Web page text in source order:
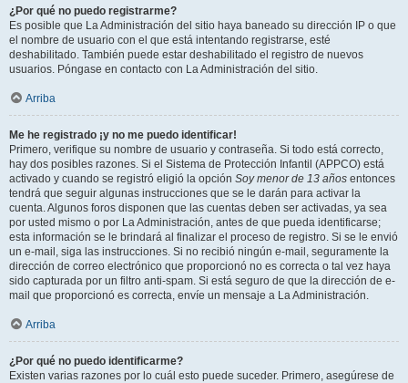
¿Por qué no puedo registrarme?
Es posible que La Administración del sitio haya baneado su dirección IP o que
el nombre de usuario con el que está intentando registrarse, esté
deshabilitado. También puede estar deshabilitado el registro de nuevos
usuarios. Póngase en contacto con La Administración del sitio.
Arriba
Me he registrado ¡y no me puedo identificar!
Primero, verifique su nombre de usuario y contraseña. Si todo está correcto,
hay dos posibles razones. Si el Sistema de Protección Infantil (APPCO) está
activado y cuando se registró eligió la opción Soy menor de 13 años entonces
tendrá que seguir algunas instrucciones que se le darán para activar la
cuenta. Algunos foros disponen que las cuentas deben ser activadas, ya sea
por usted mismo o por La Administración, antes de que pueda identificarse;
esta información se le brindará al finalizar el proceso de registro. Si se le envió
un e-mail, siga las instrucciones. Si no recibió ningún e-mail, seguramente la
dirección de correo electrónico que proporcionó no es correcta o tal vez haya
sido capturada por un filtro anti-spam. Si está seguro de que la dirección de e-
mail que proporcionó es correcta, envíe un mensaje a La Administración.
Arriba
¿Por qué no puedo identificarme?
Existen varias razones por lo cuál esto puede suceder. Primero, asegúrese de